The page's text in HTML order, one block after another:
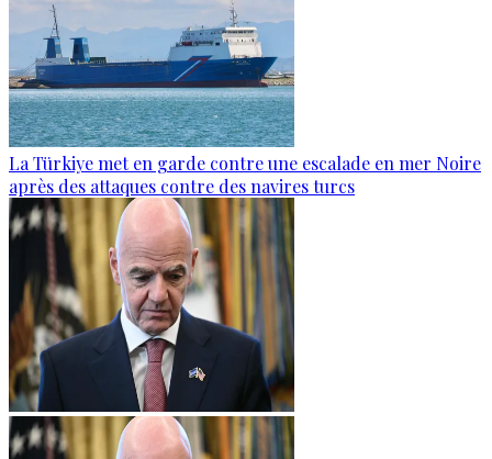
La Türkiye met en garde contre une escalade en mer Noire
après des attaques contre des navires turcs